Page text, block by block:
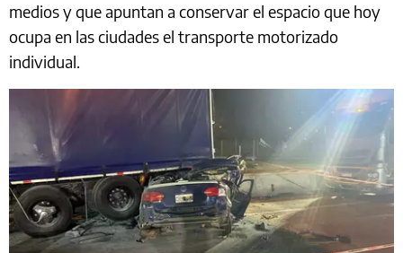
medios y que apuntan a conservar el espacio que hoy
ocupa en las ciudades el transporte motorizado
individual.